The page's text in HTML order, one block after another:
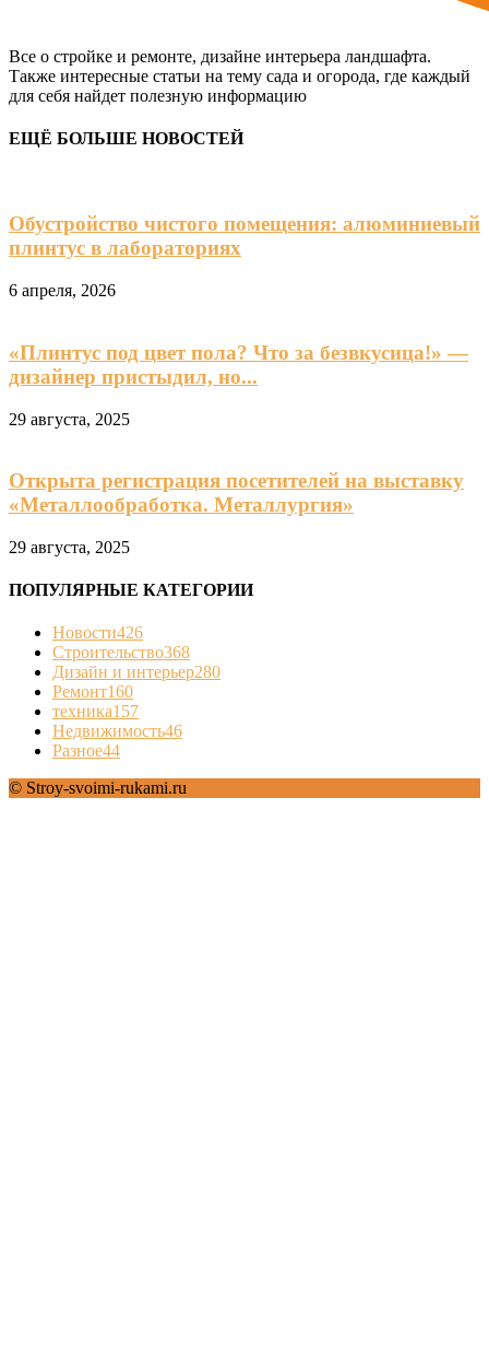
Все о стройке и ремонте, дизайне интерьера ландшафта.
Также интересные статьи на тему сада и огорода, где каждый
для себя найдет полезную информацию
ЕЩЁ БОЛЬШЕ НОВОСТЕЙ
Обустройство чистого помещения: алюминиевый
плинтус в лабораториях
6 апреля, 2026
«Плинтус под цвет пола? Что за безвкусица!» —
дизайнер пристыдил, но...
29 августа, 2025
Открыта регистрация посетителей на выставку
«Металлообработка. Металлургия»
29 августа, 2025
ПОПУЛЯРНЫЕ КАТЕГОРИИ
Новости426
Строительство368
Дизайн и интерьер280
Ремонт160
техника157
Недвижимость46
Разное44
© Stroy-svoimi-rukami.ru